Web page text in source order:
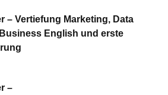
– Vertiefung Marketing, Data
English und erste
–